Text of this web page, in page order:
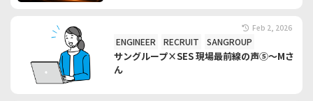
Feb 2, 2026
ENGINEER RECRUIT SANGROUP
サングループ×SES 現場最前線の声⑤～Mさ
ん